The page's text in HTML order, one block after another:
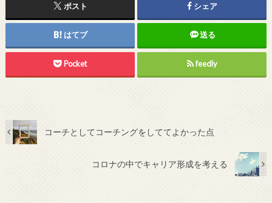
ポスト シェア
はてブ 送る
Pocket feedly
コーチとしてコーチングをしててよかった点
コロナの中でキャリア形成を考える